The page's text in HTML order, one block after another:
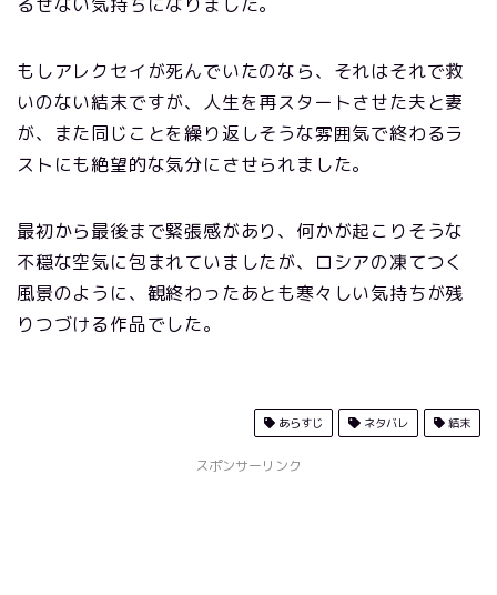
もしアレクセイが死んでいたのなら、それはそれで救
いのない結末ですが、人生を再スタートさせた夫と妻
が、また同じことを繰り返しそうな雰囲気で終わるラ
ストにも絶望的な気分にさせられました。
最初から最後まで緊張感があり、何かが起こりそうな
不穏な空気に包まれていましたが、ロシアの凍てつく
風景のように、観終わったあとも寒々しい気持ちが残
りつづける作品でした。
あらすじ ネタバレ 結末
スポンサーリンク